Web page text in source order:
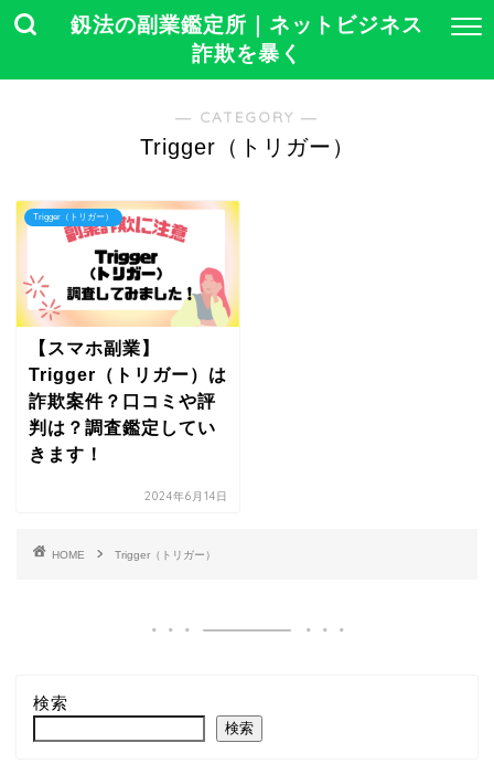
釼法の副業鑑定所｜ネットビジネス
詐欺を暴く
― CATEGORY ―
Trigger（トリガー）
Trigger（トリガー）
【スマホ副業】
Trigger（トリガー）は
詐欺案件？口コミや評
判は？調査鑑定してい
きます！
2024年6月14日
HOME Trigger（トリガー）
検索
検索